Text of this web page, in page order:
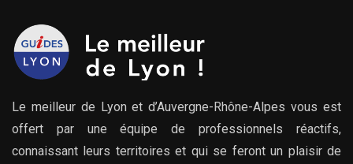
Le meilleur de Lyon et d’Auvergne-Rhône-Alpes vous est
offert par une équipe de professionnels réactifs,
connaissant leurs territoires et qui se feront un plaisir de